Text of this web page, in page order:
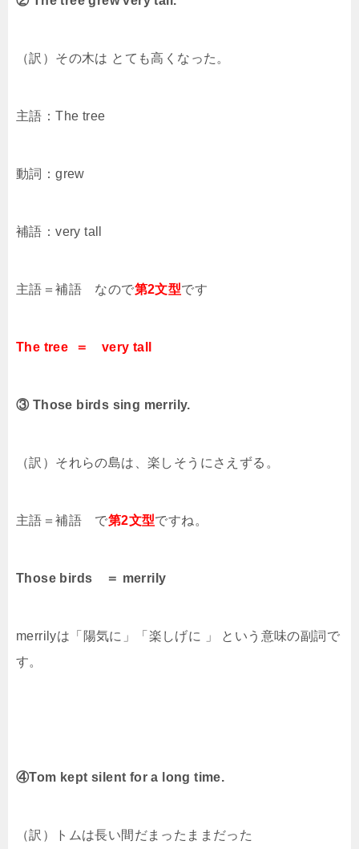
（訳）その木は とても高くなった。
主語：The tree
動詞：grew
補語：very tall
主語＝補語 なので第2文型です
The tree ＝ very tall
③ Those birds sing merrily.
（訳）それらの島は、楽しそうにさえずる。
主語＝補語 で第2文型ですね。
Those birds ＝ merrily
merrilyは「陽気に」「楽しげに 」 という意味の副詞で
す。
④Tom kept silent for a long time.
（訳）トムは長い間だまったままだった